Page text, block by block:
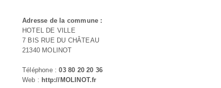
Adresse de la commune :
HOTEL DE VILLE
7 BIS RUE DU CHÂTEAU
21340 MOLINOT
Téléphone :03 80 20 20 36
Web : http://MOLINOT.fr